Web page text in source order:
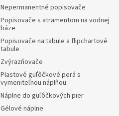
Nepermanentné popisovače
Popisovače s atramentom na vodnej
báze
Popisovače na tabule a flipchartové
tabule
Zvýrazňovače
Plastové guľôčkové perá s
vymeniteľnou náplňou
Náplne do guľôčkových pier
Gélové náplne